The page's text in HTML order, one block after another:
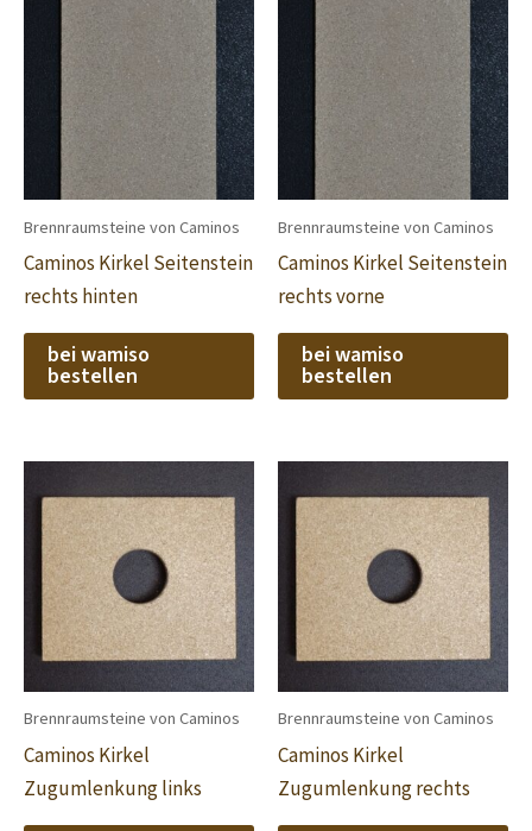
Brennraumsteine von Caminos
Caminos Kirkel Seitenstein
rechts hinten
bei wamiso
bestellen
Brennraumsteine von Caminos
Caminos Kirkel Seitenstein
rechts vorne
bei wamiso
bestellen
Brennraumsteine von Caminos
Caminos Kirkel
Zugumlenkung links
Brennraumsteine von Caminos
Caminos Kirkel
Zugumlenkung rechts